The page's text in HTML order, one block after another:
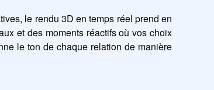
le rendu 3D en temps réel prend en
et des moments réactifs où vos choix
le ton de chaque relation de manière